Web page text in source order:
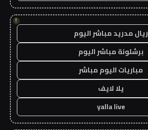
!
ريال مدريد مباشر اليوم
برشلونة مباشر اليوم
مباريات اليوم مباشر
يلا لايف
yalla live